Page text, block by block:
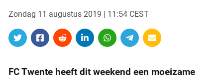
Zondag 11 augustus 2019 | 11:54 CEST
FC Twente heeft dit weekend een moeizame